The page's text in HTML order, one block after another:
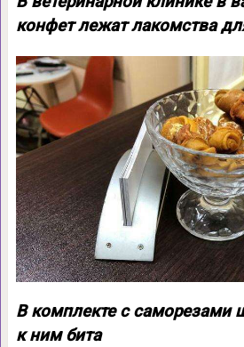
конфет лежат лакомства
В комплекте с саморезами
к ним бита